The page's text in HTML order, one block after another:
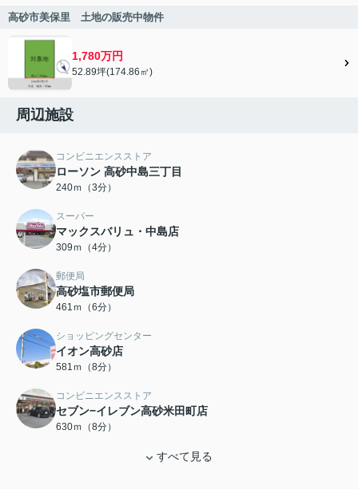
高砂市美保里 土地の販売中物件
1,780万円
52.89坪(174.86㎡)
周辺施設
コンビニエンスストア
ローソン 高砂中島三丁目
240ｍ（3分）
スーパー
マックスバリュ・中島店
309ｍ（4分）
郵便局
高砂塩市郵便局
461ｍ（6分）
ショッピングセンター
イオン高砂店
581ｍ（8分）
コンビニエンスストア
セブン−イレブン高砂米田町店
630ｍ（8分）
すべて見る